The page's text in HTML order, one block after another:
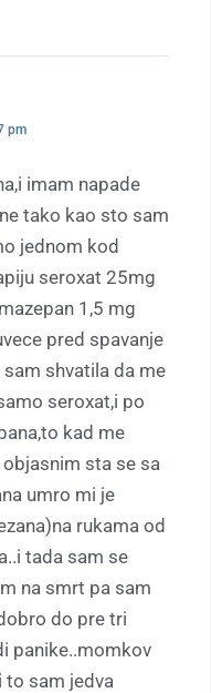
pm
imam napade
tako kao sto sam
jednom kod
seroxat 25mg
1,5 mg
pred spavanje
shvatila da me
seroxat,i po
kad me
sta se sa
umro mi je
rukama od
tada sam se
na smrt pa sam
do pre tri
panike..momkov
to sam jedva